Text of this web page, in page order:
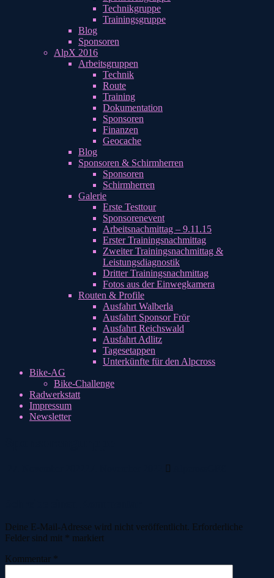
Technikgruppe
Trainingsgruppe
Blog
Sponsoren
AlpX 2016
Arbeitsgruppen
Technik
Route
Training
Dokumentation
Sponsoren
Finanzen
Geocache
Blog
Sponsoren & Schirmherren
Sponsoren
Schirmherren
Galerie
Erste Testtour
Sponsorenevent
Arbeitsnachmittag – 9.11.15
Erster Trainingsnachmittag
Zweiter Trainingsnachmittag &
Leistungsdiagnostik
Dritter Trainingsnachmittag
Fotos aus der Einwegkamera
Routen & Profile
Ausfahrt Walberla
Ausfahrt Sponsor Frör
Ausfahrt Reichswald
Ausfahrt Adlitz
Tagesetappen
Unterkünfte für den Alpcross
Bike-AG
Bike-Challenge
Radwerkstatt
Impressum
Newsletter
Deine E-Mail-Adresse wird nicht veröffentlicht. Erforderliche
Felder sind mit * markiert
Kommentar *